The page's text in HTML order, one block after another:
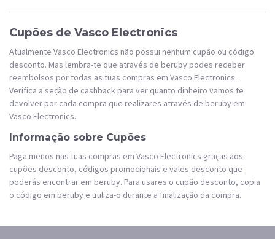
Cupões de Vasco Electronics
Atualmente Vasco Electronics não possui nenhum cupão ou código
desconto. Mas lembra-te que através de beruby podes receber
reembolsos por todas as tuas compras em Vasco Electronics.
Verifica a seção de cashback para ver quanto dinheiro vamos te
devolver por cada compra que realizares através de beruby em
Vasco Electronics.
Informação sobre Cupões
Paga menos nas tuas compras em Vasco Electronics graças aos
cupões desconto, códigos promocionais e vales desconto que
poderás encontrar em beruby. Para usares o cupão desconto, copia
o código em beruby e utiliza-o durante a finalização da compra.